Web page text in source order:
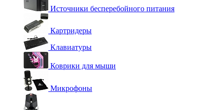
Источники бесперебойного питания
Картридеры
Клавиатуры
Коврики для мыши
Микрофоны